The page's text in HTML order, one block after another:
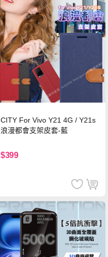
CITY For Vivo Y21 4G / Y21s
浪漫都會支架皮套-藍
$399